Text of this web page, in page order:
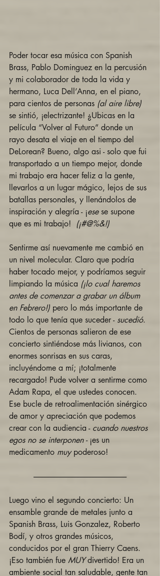
Poder tocar esa música con Spanish
Brass, Pablo Dominguez en la percusión
y mi colaborador de toda la vida y
hermano, Luca Dell’Anna, en el piano,
para cientos de personas (al aire libre)
se sintió, ¡electrizante! ¿Ubicas en la
película “Volver al Futuro” donde un
rayo desata el viaje en el tiempo del
DeLorean? Bueno, algo asi - solo que fui
transportado a un tiempo mejor, donde
mi trabajo era hacer feliz a la gente,
llevarlos a un lugar mágico, lejos de sus
batallas personales, y llenándolos de
inspiración y alegría - ¡ese se supone
que es mi trabajo!
(¡#@%&!)
Sentirme así nuevamente me cambió en
un nivel molecular. Claro que podría
haber tocado mejor, y podríamos seguir
limpiando la música (¡lo cual haremos
antes de comenzar a grabar un álbum
en Febrero!) pero lo más importante de
todo lo que tenía que suceder - sucedió.
Cientos de personas salieron de ese
concierto sintiéndose más livianos, con
enormes sonrisas en sus caras,
incluyéndome a mí; ¡totalmente
recargado! Pude volver a sentirme como
Adam Rapa, el que ustedes conocen.
Ese bucle de retroalimentación sinérgico
de amor y apreciación que podemos
crear con la audiencia - cuando nuestros
egos no se interponen - ¡es un
medicamento muy poderoso!
--------------------------------------------------------------
Luego vino el segundo concierto: Un
ensamble grande de metales junto a
Spanish Brass, Luis Gonzalez, Roberto
Bodí, y otros grandes músicos,
conducidos por el gran Thierry Caens.
¡Eso también fue MUY divertido! Era un
ambiente social tan saludable, gente tan